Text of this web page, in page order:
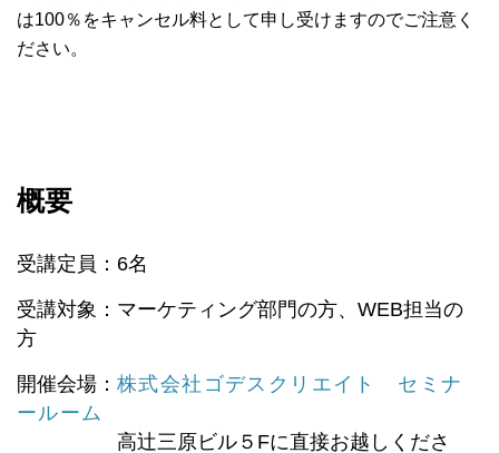
は100％をキャンセル料として申し受けますのでご注意く
ださい。
概要
受講定員：6名
受講対象：マーケティング部門の方、WEB担当の
方
開催会場： 株式会社ゴデスクリエイト セミナ
ールーム
高辻三原ビル５Fに直接お越しくださ